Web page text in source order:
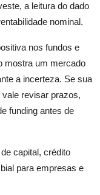
a leitura do dado
nominal.
nos fundos e
mostra um mercado
a incerteza. Se sua
revisar prazos,
funding antes de
capital, crédito
para empresas e